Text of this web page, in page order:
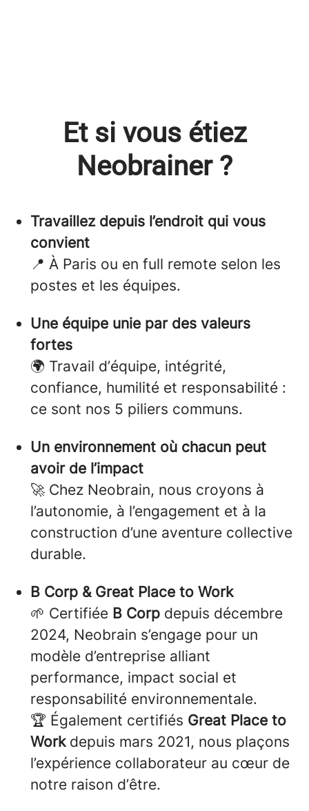
Et si vous étiez
Neobrainer ?
Travaillez depuis l’endroit qui vous
convient
📍 À Paris ou en full remote selon les
postes et les équipes.
Une équipe unie par des valeurs
fortes
🌍 Travail d’équipe, intégrité,
confiance, humilité et responsabilité :
ce sont nos 5 piliers communs.
Un environnement où chacun peut
avoir de l’impact
🚀 Chez Neobrain, nous croyons à
l’autonomie, à l’engagement et à la
construction d’une aventure collective
durable.
B Corp & Great Place to Work
🌱 Certifiée B Corp depuis décembre
2024, Neobrain s’engage pour un
modèle d’entreprise alliant
performance, impact social et
responsabilité environnementale.
🏆 Également certifiés Great Place to
Workdepuis mars 2021, nous plaçons
l’expérience collaborateur au cœur de
notre raison d’être.